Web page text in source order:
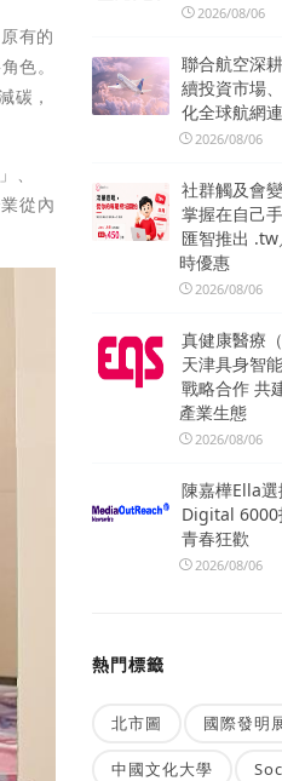
有的
色。
碳，
、
從內
2026/08/06
聯合航空深
續投資市場
化全球航網
2026/08/06
社群觸及會
掌握在自己
匯智推出
時優惠
2026/08/06
真健康醫療
天津具身智
戰略合作 共
產業生態
2026/08/06
陳嘉樺Ella
Digital 6000
青春狂歡
2026/08/06
熱門標籤
北市圖 國際發明
中國文化大學